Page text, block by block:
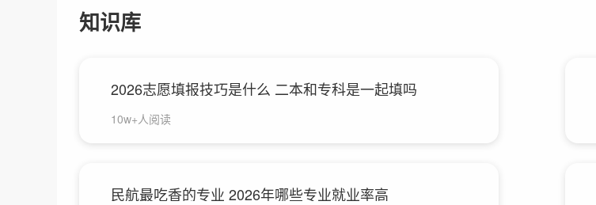
知识库
2026志愿填报技巧是什么 二本和专科是一起填吗
10w+人阅读
民航最吃香的专业 2026年哪些专业就业率高